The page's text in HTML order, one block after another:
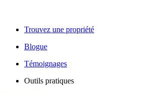
Trouvez une propriété
Blogue
Témoignages
Outils pratiques